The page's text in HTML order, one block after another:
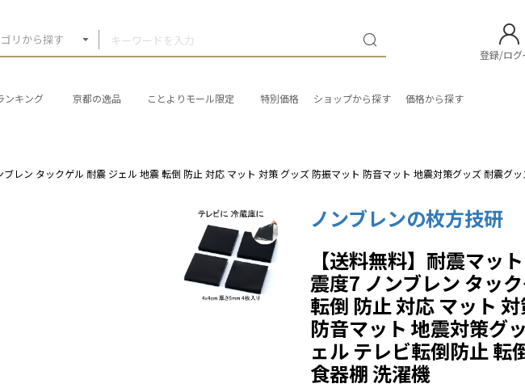
リから探す
登録/ログ
ンキング 京都の逸品 ことよりモール限定 特別価格 ショップから探す 価格から探す
レン タックゲル 耐震 ジェル 地震 転倒 防止 対応 マット 対策 グッズ 防振マット 防音マット 地震対策グッズ 耐震グ
ノンブレンの枚方技研
【送料無料】耐震マッ
震度7 ノンブレン タッ
転倒 防止 対応 マット
防音マット 地震対策グ
ェル テレビ転倒防止 転
食器棚 洗濯機